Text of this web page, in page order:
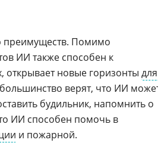
преимуществ. Помимо
ИИ также способен к
новые горизонты для
верят, что ИИ
будильник, напомнить о
ИИ способен помочь в
и пожарной.